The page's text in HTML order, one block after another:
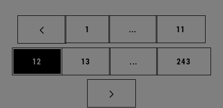
Página
1 ... Páginas intermedias
Página
11
Página
12 Página
13 ... Páginas intermedias
Página
243